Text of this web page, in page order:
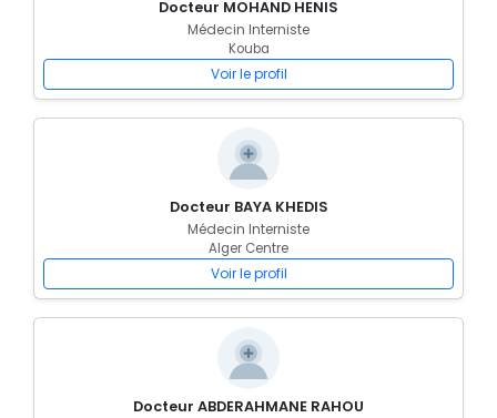
Docteur MOHAND HENIS
Médecin Interniste
Kouba
Voir le profil
Docteur BAYA KHEDIS
Médecin Interniste
Alger Centre
Voir le profil
Docteur ABDERAHMANE RAHOU